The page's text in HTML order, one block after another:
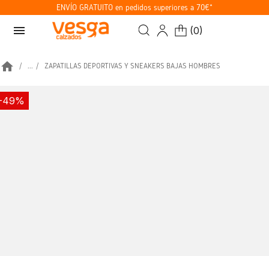
ENVÍO GRATUITO en pedidos superiores a 70€*
menu (0)
home ... ZAPATILLAS DEPORTIVAS Y SNEAKERS BAJAS HOMBRES